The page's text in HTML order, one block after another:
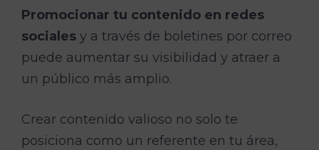
Promocionar tu contenido en redes
sociales y a través de boletines por correo
puede aumentar su visibilidad y atraer a
un público más amplio.
Crear contenido valioso no solo te
posiciona como un referente en tu área,